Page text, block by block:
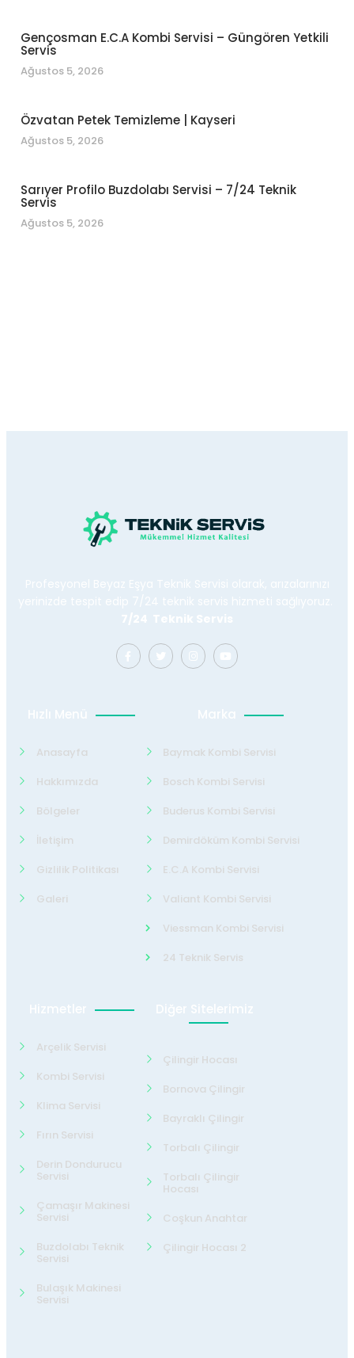
Gençosman E.C.A Kombi Servisi – Güngören Yetkili
Servis
Ağustos 5, 2026
Özvatan Petek Temizleme | Kayseri
Ağustos 5, 2026
Sarıyer Profilo Buzdolabı Servisi – 7/24 Teknik
Servis
Ağustos 5, 2026
Profesyonel Beyaz Eşya Teknik Servisi olarak, arızalarınızı
yerinizde tespit edip 7/24 teknik servis hizmeti sağlıyoruz.
7/24 Teknik Servis
Hızlı Menü
Anasayfa
Hakkımızda
Bölgeler
İletişim
Gizlilik Politikası
Galeri
Marka
Baymak Kombi Servisi
Bosch Kombi Servisi
Buderus Kombi Servisi
Demirdöküm Kombi Servisi
E.C.A Kombi Servisi
Valiant Kombi Servisi
Viessman Kombi Servisi
24 Teknik Servis
Hizmetler
Arçelik Servisi
Kombi Servisi
Klima Servisi
Fırın Servisi
Derin Dondurucu
Servisi
Çamaşır Makinesi
Servisi
Buzdolabı Teknik
Servisi
Bulaşık Makinesi
Servisi
Diğer Sitelerimiz
Çilingir Hocası
Bornova Çilingir
Bayraklı Çilingir
Torbalı Çilingir
Torbalı Çilingir
Hocası
Coşkun Anahtar
Çilingir Hocası 2